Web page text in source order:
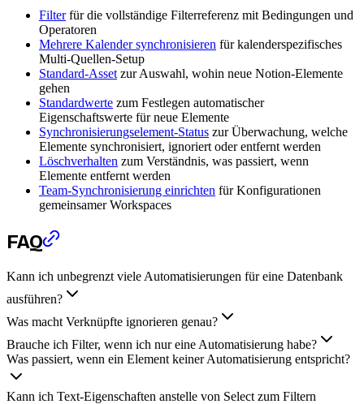
Filterfür die vollständige Filterreferenz mit Bedingungen und
Operatoren
Mehrere Kalender synchronisieren für kalenderspezifisches
Multi-Quellen-Setup
Standard-Asset zur Auswahl, wohin neue Notion-Elemente
gehen
Standardwerte zum Festlegen automatischer
Eigenschaftswerte für neue Elemente
Synchronisierungselement-Status zur Überwachung, welche
Elemente synchronisiert, ignoriert oder entfernt werden
Löschverhalten zum Verständnis, was passiert, wenn
Elemente entfernt werden
Team-Synchronisierung einrichten für Konfigurationen
gemeinsamer Workspaces
FAQ
Kann ich unbegrenzt viele Automatisierungen für eine Datenbank
ausführen?
Was macht Verknüpfte ignorieren genau?
Brauche ich Filter, wenn ich nur eine Automatisierung habe?
Was passiert, wenn ein Element keiner Automatisierung entspricht?
Kann ich Text-Eigenschaften anstelle von Select zum Filtern